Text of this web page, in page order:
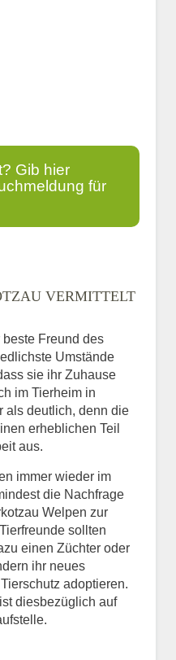
Gib hier
für
über das
VERMITTELT
Freund des
Umstände
sie ihr Zuhause
im Tierheim in
als deutlich, denn die
erheblichen Teil
aus.
immer wieder im
die Nachfrage
Welpen zur
sollten
einen Züchter oder
ihr neues
adoptieren.
diesbezüglich auf